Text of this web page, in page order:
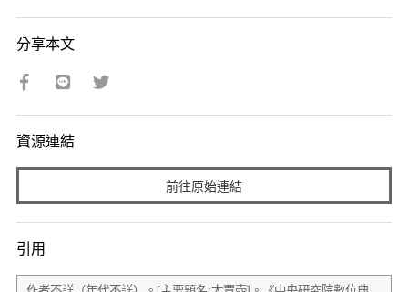
分享本文
資源連結
前往原始連結
引用